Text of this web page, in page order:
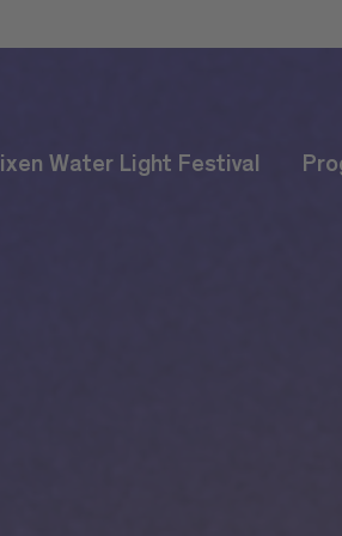
Water Light Festival